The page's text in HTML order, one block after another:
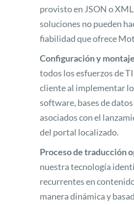
provisto en JSON o
soluciones no pueden
fiabilidad que ofrece
Configuración y
todos los esfuerzos de
cliente al implementar
software, bases de
asociados con el
del portal localizado.
Proceso de traducción
nuestra tecnología
recurrentes en
manera dinámica y